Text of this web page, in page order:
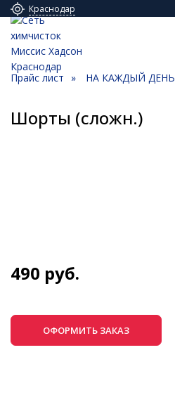
Краснодар
Прайс лист НА КАЖДЫЙ ДЕНЬ
Шорты (сложн.)
490 руб.
ОФОРМИТЬ ЗАКАЗ